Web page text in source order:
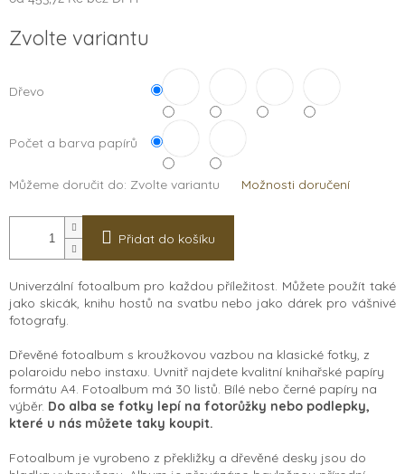
cena:
Zvolte variantu
Dřevo
Počet a barva papírů
Můžeme doručit do: Zvolte variantu Možnosti doručení
Přidat do košíku
Univerzální fotoalbum pro každou příležitost. Můžete použít také
jako skicák, knihu hostů na svatbu nebo jako dárek pro vášnivé
fotografy.
Dřevěné fotoalbum s kroužkovou vazbou na klasické fotky, z
polaroidu nebo instaxu. Uvnitř najdete kvalitní knihařské papíry
formátu A4. Fotoalbum má 30 listů. Bílé nebo černé papíry na
výběr. Do alba se fotky lepí na fotorůžky nebo podlepky,
které u nás můžete taky koupit.
Fotoalbum je vyrobeno z překližky a dřevěné desky jsou do